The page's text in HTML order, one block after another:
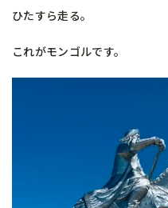
ひたすら走る。
これがモンゴルです。